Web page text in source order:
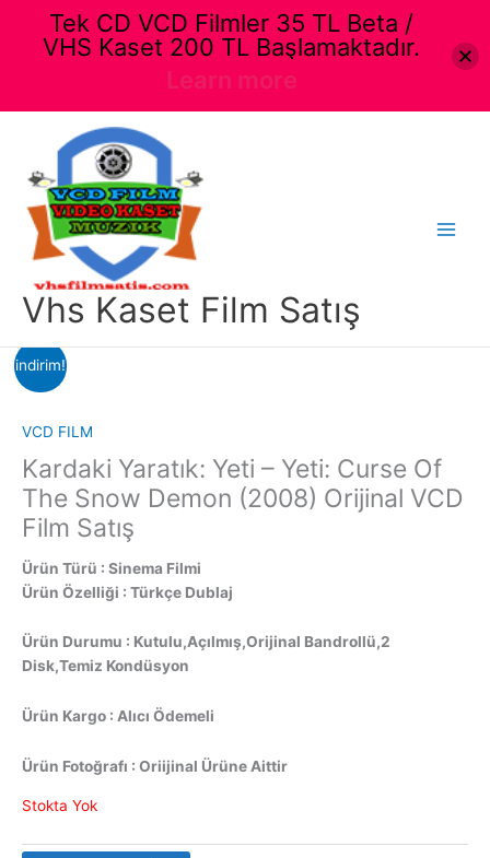
Vhs Kaset Film Satış
indirim!
VCD FILM
Kardaki Yaratık: Yeti – Yeti: Curse Of
The Snow Demon (2008) Orijinal VCD
Film Satış
Ürün Türü : Sinema Filmi
Ürün Özelliği : Türkçe Dublaj
Ürün Durumu : Kutulu,Açılmış,Orijinal Bandrollü,2
Disk,Temiz Kondüsyon
Ürün Kargo : Alıcı Ödemeli
Ürün Fotoğrafı : Oriijinal Ürüne Aittir
Stokta Yok
Tek CD VCD Filmler 35 TL Beta /
VHS Kaset 200 TL Başlamaktadır.
Learn more